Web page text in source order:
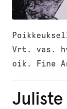
Vrt. vas.
oik. Fine